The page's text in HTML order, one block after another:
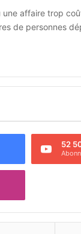
affaire trop
de personnes
52